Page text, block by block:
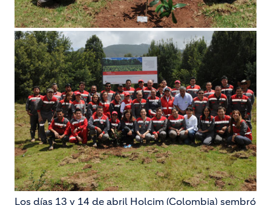
Los días 13 y 14 de abril Holcim (Colombia) sembró